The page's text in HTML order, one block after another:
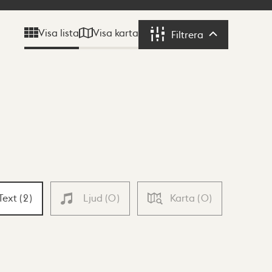
Visa lista Visa karta Filtrera Filtrera
(2) Ljud (0) Karta (0)